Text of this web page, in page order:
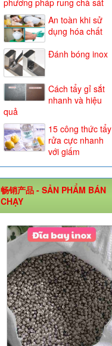
phương pháp rung chà sát
An toàn khi sử
dụng hóa chất
Đánh bóng inox
Cách tẩy gỉ sắt
nhanh và hiệu
quả
15 công thức tẩy
rửa cực nhanh
với giấm
畅销产品 - SẢN PHẨM BÁN
CHẠY